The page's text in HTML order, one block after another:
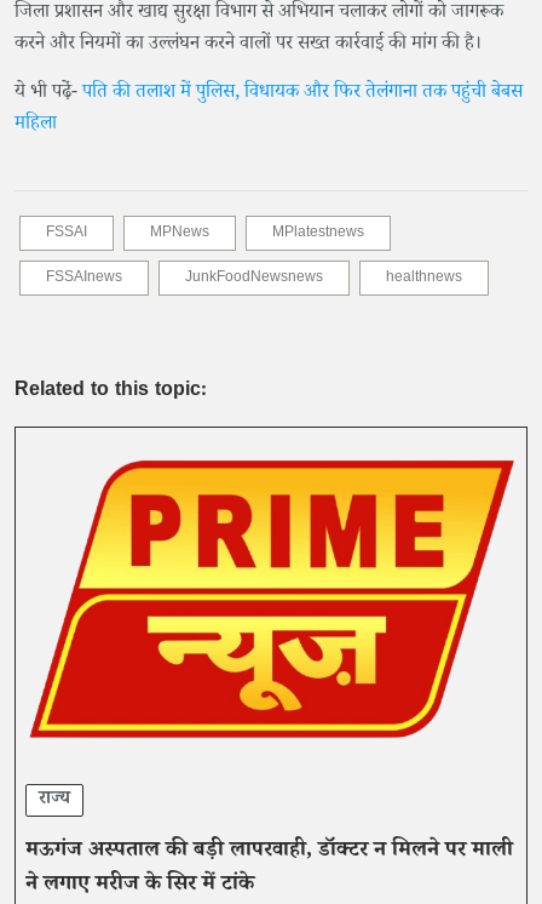
जिला प्रशासन और खाद्य सुरक्षा विभाग से अभियान चलाकर लोगों को जागरूक
करने और नियमों का उल्लंघन करने वालों पर सख्त कार्रवाई की मांग की है।
ये भी पढे़ं-पति की तलाश में पुलिस, विधायक और फिर तेलंगाना तक पहुंची बेबस
महिला
FSSAI MPNews
MPlatestnews
FSSAInews
JunkFoodNewsnews healthnews
Related to this topic:
राज्य
मऊगंज अस्पताल की बड़ी लापरवाही, डॉक्टर न मिलने पर माली
ने लगाए मरीज के सिर में टांके